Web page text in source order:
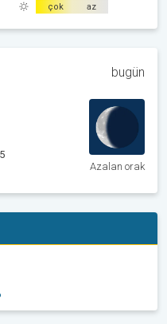
çok az
bugün
Azalan orak